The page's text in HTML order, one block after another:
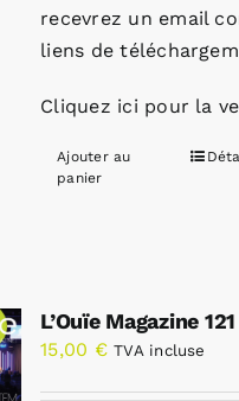
recevrez un email
liens de
Cliquez ici pour la
Ajouter au
panier
L’Ouïe Magazine
15,00 € TVA incluse